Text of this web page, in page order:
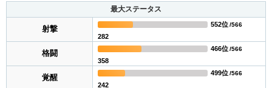
最大ステータス
射撃
282
552位 /566
格闘
358
466位 /566
覚醒
242
499位 /566